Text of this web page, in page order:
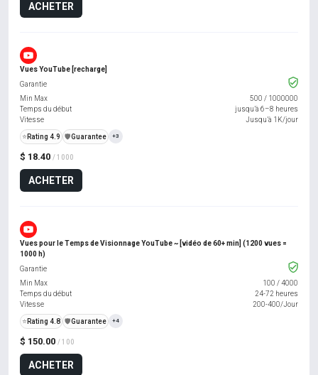
ACHETER
Vues YouTube [recharge]
$ 18.40 / 1000
ACHETER
Garantie
Min Max
500 / 1000000
Temps du début
jusqu’à 6–8 heures
Vitesse
Jusqu’à 1K/jour
⭐ Rating 4.9 ️🛡️Guarantee +3
Vues pour le Temps de Visionnage YouTube ~ [vidéo de 60+ min] (1200 vues =
1000 h)
$ 150.00 / 100
ACHETER
Garantie
Min Max
100 /4000
Temps du début
24-72 heures
Vitesse
200-400/Jour
⭐ Rating 4.8 ️🛡️Guarantee +4